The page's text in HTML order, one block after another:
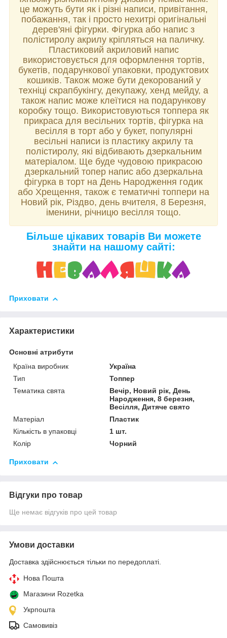
це можуть бути як і різні написи, привітання,
побажання, так і просто нехитрі оригінальні
дерев'яні фігурки. Фігурка або напис з
полістиролу акрилу кріпляться на паличку.
Пластиковий акриловий напис
використовується для оформлення тортів,
букетів, подарункової упаковки, продуктових
кошиків. Також може бути декорований у
техніці скрапбукінгу, декупажу, хенд мейду, а
також напис може клеїтися на подарункову
коробку тощо. Використовуються топпера як
прикраса для весільних тортів, фігурка на
весілля в торт або у букет, популярні
весільні написи із пластику акрилу та
полістиролу, які відбивають дзеркальним
матеріалом. Ще буде чудовою прикрасою
дзеркальний топер напис або дзеркальна
фігурка в торт на День Народження годик
або Хрещення, також є тематичні топпери на
Новий рік, Різдво, день вчителя, 8 Березня,
іменини, річницю весілля тощо.
Більше цікавих товарів Ви можете
знайти на нашому сайті:
Приховати
Характеристики
Основні атрибути
Країна виробник
Україна
Тип
Топпер
Тематика свята
Вечір, Новий рік, День
Народження, 8 березня,
Весілля, Дитяче свято
Матеріал
Пластик
Кількість в упаковці
1 шт.
Колір
Чорний
Приховати
Відгуки про товар
Ще немає відгуків про цей товар
Умови доставки
Доставка здійснюється тільки по передоплаті.
Нова Пошта
Магазини Rozetka
Укрпошта
Самовивіз